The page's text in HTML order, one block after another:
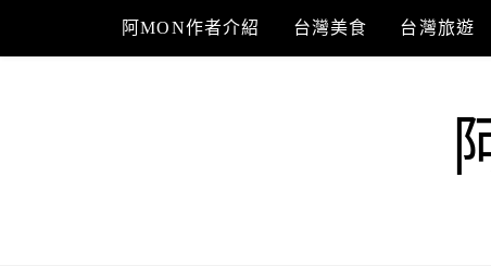
content
阿MON作者介紹 台灣美食 台灣旅遊